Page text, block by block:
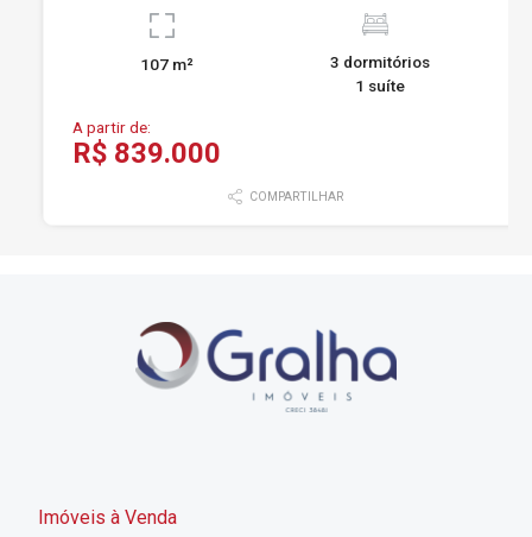
107 m²
3 dormitórios
1 suíte
A partir de:
R$ 839.000
COMPARTILHAR
Imóveis à Venda